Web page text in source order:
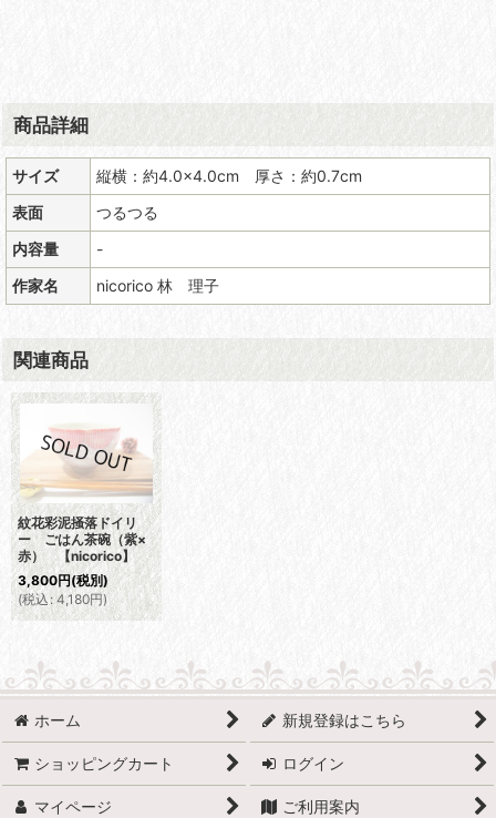
商品詳細
サイズ
縦横：約4.0×4.0cm 厚さ：約0.7cm
表面
つるつる
内容量
-
作家名
nicorico 林 理子
関連商品
紋花彩泥掻落ドイリ
ー ごはん茶碗（紫×
赤） 【nicorico】
3,800円(税別)
(税込: 4,180円)
ホーム 新規登録はこちら
ショッピングカート ログイン
マイページ ご利用案内